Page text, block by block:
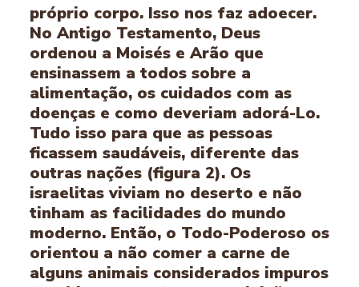
próprio corpo. Isso nos faz adoecer.
No Antigo Testamento, Deus
ordenou a Moisés e Arão que
ensinassem a todos sobre a
alimentação, os cuidados com as
doenças e como deveriam adorá-Lo.
Tudo isso para que as pessoas
ficassem saudáveis, diferente das
outras nações (figura 2). Os
israelitas viviam no deserto e não
tinham as facilidades do mundo
moderno. Então, o Todo-Poderoso os
orientou a não comer a carne de
alguns animais considerados impuros